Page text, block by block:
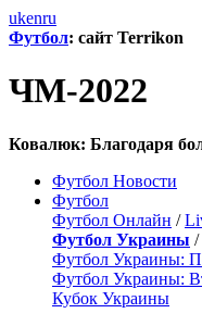
ukenru
Футбол: сайт Terrikon
ЧМ-2022
Ковалюк: Благодаря
Футбол Новости
Футбол
Футбол Онлайн /
Футбол Украины /
Футбол Украины:
Футбол Украины:
Кубок Украины